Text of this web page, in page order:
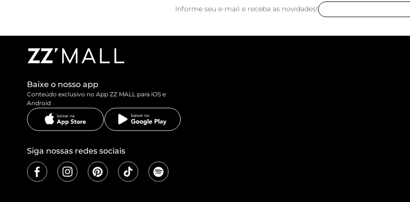
Informe seu e-mail e receba as novidades!
Baixe o nosso app
Conteúdo exclusivo no App ZZ MALL para iOS e
Android
Siga nossas redes sociais